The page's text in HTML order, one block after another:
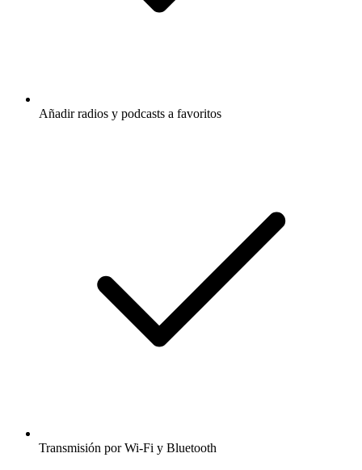
Añadir radios y podcasts a favoritos
Transmisión por Wi-Fi y Bluetooth